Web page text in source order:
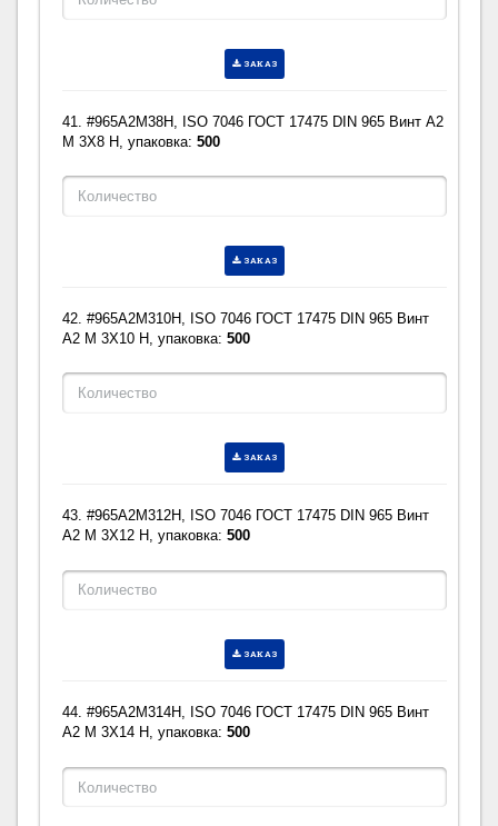
ЗАКАЗ
41. #965A2M38H, ISO 7046 ГОСТ 17475 DIN 965 Винт A2
M 3X8 H, упаковка:500
ЗАКАЗ
42. #965A2M310H, ISO 7046 ГОСТ 17475 DIN 965 Винт
A2 M 3X10 H, упаковка:500
ЗАКАЗ
43. #965A2M312H, ISO 7046 ГОСТ 17475 DIN 965 Винт
A2 M 3X12 H, упаковка:500
ЗАКАЗ
44. #965A2M314H, ISO 7046 ГОСТ 17475 DIN 965 Винт
A2 M 3X14 H, упаковка:500